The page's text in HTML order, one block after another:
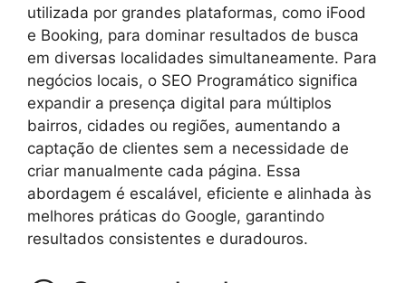
utilizada por grandes plataformas, como iFood
e Booking, para dominar resultados de busca
em diversas localidades simultaneamente. Para
negócios locais, o SEO Programático significa
expandir a presença digital para múltiplos
bairros, cidades ou regiões, aumentando a
captação de clientes sem a necessidade de
criar manualmente cada página. Essa
abordagem é escalável, eficiente e alinhada às
melhores práticas do Google, garantindo
resultados consistentes e duradouros.